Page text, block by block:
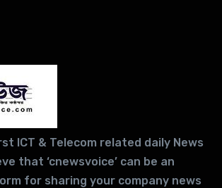
ICT & Telecom related daily News
that ‘cnewsvoice’ can be an
for sharing your company news